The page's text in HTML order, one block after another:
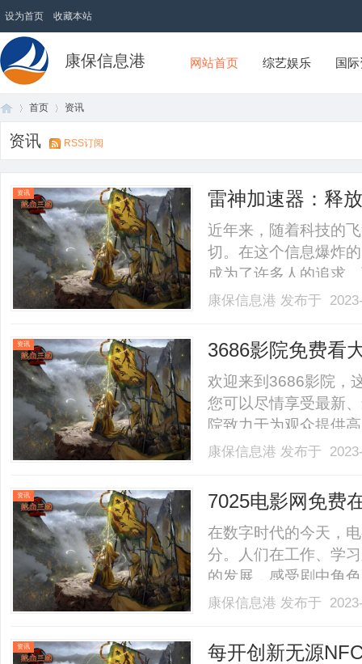
设为首页 收藏本站
康保信息港 网站首页 综艺娱乐 国
首页 资讯
资讯 RSS订阅
资讯 雷神加速器：释
近年来，随着科技的
切。在这个信息爆炸
成为了许多人的追求
了许多高效人士的首
通过雷神加速器，用
大.........
康保信息港 发布于
资讯 3686影院免费看
欢迎来到3686影院，
您可以尽情享受最新
院致力于为观众提供
验。在3686影院，您
浪漫的剧情，3686影
康保信息港 发布于
资讯 7025电影网免费
在数字时代的今天，
分。人们在工作、学
的发展，感受剧中角
各种限制，人们往往
观众提供了一个免费
康保信息港 发布于
资讯
每开创新无源